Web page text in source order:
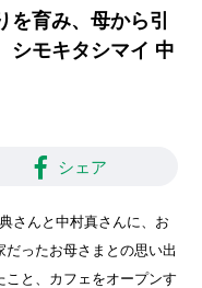
育み、母から引
モキタシマイ 中
シェア
さんと中村真さんに、お
ったお母さまとの思い出
と、カフェをオープンす